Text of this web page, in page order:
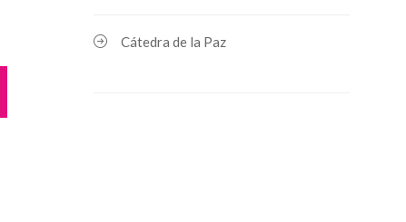
Cátedra de la Paz